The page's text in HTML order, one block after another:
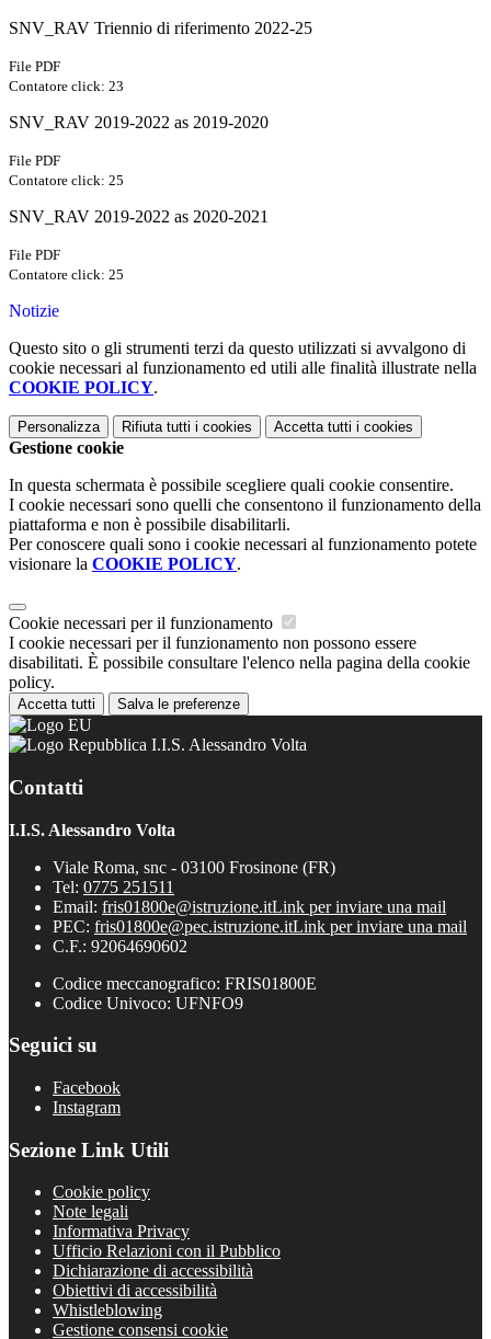
SNV_RAV Triennio di riferimento 2022-25
File PDF
Contatore click: 23
SNV_RAV 2019-2022 as 2019-2020
File PDF
Contatore click: 25
SNV_RAV 2019-2022 as 2020-2021
File PDF
Contatore click: 25
Notizie
Questo sito o gli strumenti terzi da questo utilizzati si avvalgono di
cookie necessari al funzionamento ed utili alle finalità illustrate nella
COOKIE POLICY.
Personalizza Rifiuta tutti i cookies Accetta tutti i cookies
Gestione cookie
In questa schermata è possibile scegliere quali cookie consentire.
I cookie necessari sono quelli che consentono il funzionamento della
piattaforma e non è possibile disabilitarli.
Per conoscere quali sono i cookie necessari al funzionamento potete
visionare la COOKIE POLICY.
Cookie necessari per il funzionamento
I cookie necessari per il funzionamento non possono essere
disabilitati. È possibile consultare l'elenco nella pagina della cookie
policy.
Accetta tutti Salva le preferenze
I.I.S. Alessandro Volta
Contatti
I.I.S. Alessandro Volta
Viale Roma, snc - 03100 Frosinone (FR)
Tel: 0775 251511
Email: fris01800e@istruzione.itLink per inviare una mail
PEC: fris01800e@pec.istruzione.itLink per inviare una mail
C.F.: 92064690602
Codice meccanografico: FRIS01800E
Codice Univoco: UFNFO9
Seguici su
Facebook
Instagram
Sezione Link Utili
Cookie policy
Note legali
Informativa Privacy
Ufficio Relazioni con il Pubblico
Dichiarazione di accessibilità
Obiettivi di accessibilità
Whistleblowing
Gestione consensi cookie